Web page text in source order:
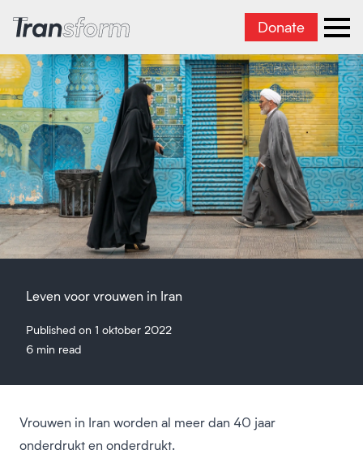
Iran transformeren Donate
Leven voor vrouwen in Iran
Published on 1 oktober 2022
6 min read
Vrouwen in Iran worden al meer dan 40 jaar
onderdrukt en onderdrukt.